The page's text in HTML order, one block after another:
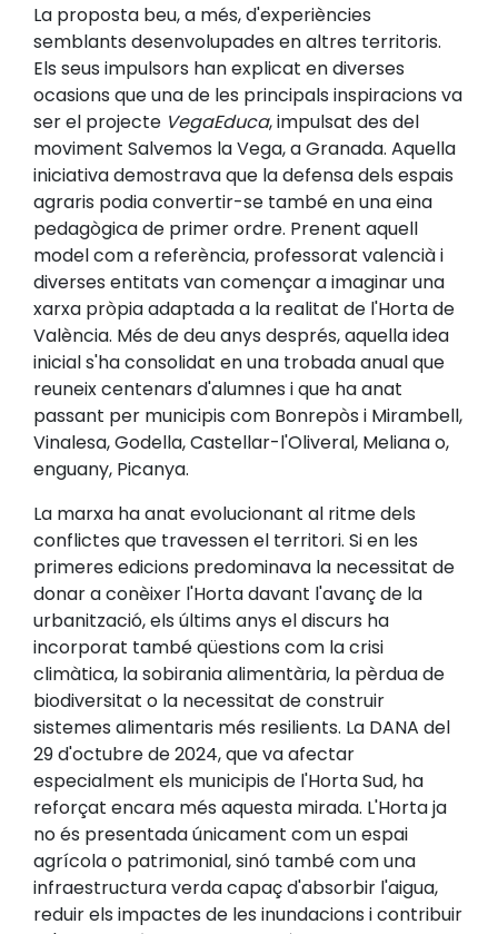
La proposta beu, a més, d'experiències
semblants desenvolupades en altres territoris.
Els seus impulsors han explicat en diverses
ocasions que una de les principals inspiracions va
ser el projecte VegaEduca, impulsat des del
moviment Salvemos la Vega, a Granada. Aquella
iniciativa demostrava que la defensa dels espais
agraris podia convertir-se també en una eina
pedagògica de primer ordre. Prenent aquell
model com a referència, professorat valencià i
diverses entitats van començar a imaginar una
xarxa pròpia adaptada a la realitat de l'Horta de
València. Més de deu anys després, aquella idea
inicial s'ha consolidat en una trobada anual que
reuneix centenars d'alumnes i que ha anat
passant per municipis com Bonrepòs i Mirambell,
Vinalesa, Godella, Castellar-l'Oliveral, Meliana o,
enguany, Picanya.
La marxa ha anat evolucionant al ritme dels
conflictes que travessen el territori. Si en les
primeres edicions predominava la necessitat de
donar a conèixer l'Horta davant l'avanç de la
urbanització, els últims anys el discurs ha
incorporat també qüestions com la crisi
climàtica, la sobirania alimentària, la pèrdua de
biodiversitat o la necessitat de construir
sistemes alimentaris més resilients. La DANA del
29 d'octubre de 2024, que va afectar
especialment els municipis de l'Horta Sud, ha
reforçat encara més aquesta mirada. L'Horta ja
no és presentada únicament com un espai
agrícola o patrimonial, sinó també com una
infraestructura verda capaç d'absorbir l'aigua,
reduir els impactes de les inundacions i contribuir